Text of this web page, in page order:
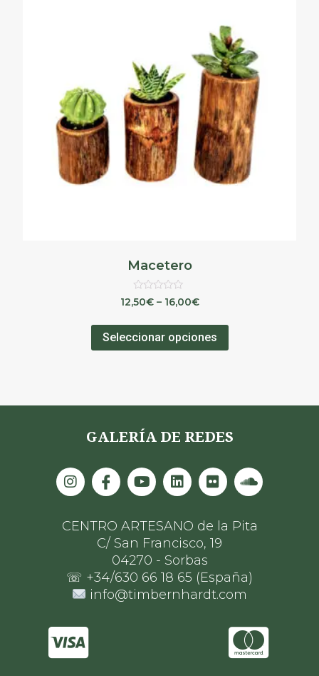
Macetero
Valorado
en
de
5
12,50€– 16,00€
Seleccionar opciones
GALERÍA DE REDES
CENTRO ARTESANO de la Pita
C/ San Francisco, 19
04270 - Sorbas
☏ +34/630 66 18 65 (España)
info@timbernhardt.com